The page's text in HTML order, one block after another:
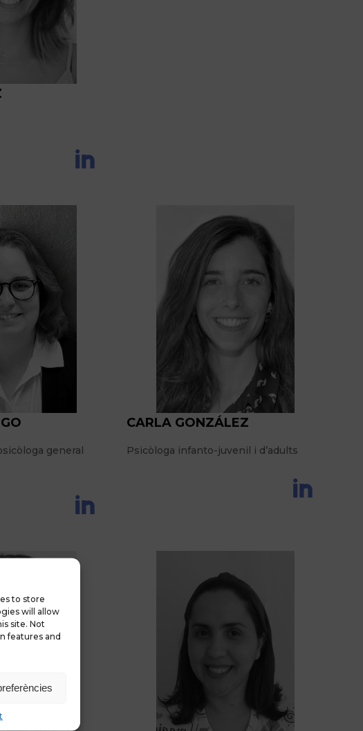
to store
will allow
site. Not
features and
general
CARLA GONZÁLEZ
Psicòloga infanto-juvenil i d’adults